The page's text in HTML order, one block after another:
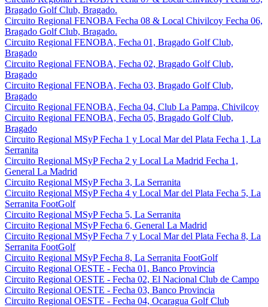
Bragado Golf Club, Bragado.
Circuito Regional FENOBA Fecha 08 & Local Chivilcoy Fecha 06,
Bragado Golf Club, Bragado.
Circuito Regional FENOBA, Fecha 01, Bragado Golf Club,
Bragado
Circuito Regional FENOBA, Fecha 02, Bragado Golf Club,
Bragado
Circuito Regional FENOBA, Fecha 03, Bragado Golf Club,
Bragado
Circuito Regional FENOBA, Fecha 04, Club La Pampa, Chivilcoy
Circuito Regional FENOBA, Fecha 05, Bragado Golf Club,
Bragado
Circuito Regional MSyP Fecha 1 y Local Mar del Plata Fecha 1, La
Serranita
Circuito Regional MSyP Fecha 2 y Local La Madrid Fecha 1,
General La Madrid
Circuito Regional MSyP Fecha 3, La Serranita
Circuito Regional MSyP Fecha 4 y Local Mar del Plata Fecha 5, La
Serranita FootGolf
Circuito Regional MSyP Fecha 5, La Serranita
Circuito Regional MSyP Fecha 6, General La Madrid
Circuito Regional MSyP Fecha 7 y Local Mar del Plata Fecha 8, La
Serranita FootGolf
Circuito Regional MSyP Fecha 8, La Serranita FootGolf
Circuito Regional OESTE - Fecha 01, Banco Provincia
Circuito Regional OESTE - Fecha 02, El Nacional Club de Campo
Circuito Regional OESTE - Fecha 03, Banco Provincia
Circuito Regional OESTE - Fecha 04, Ocaragua Golf Club